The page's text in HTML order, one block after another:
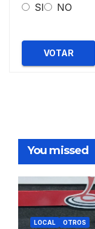
SI NO
VOTAR
You missed
LOCAL OTROS